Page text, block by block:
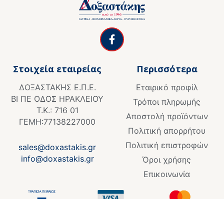
F
a
c
Στοιχεία εταιρείας
ΔΟΞΑΣΤΑΚΗΣ Ε.Π.Ε.
ΒΙ ΠΕ ΟΔΟΣ ΗΡΑΚΛΕΙΟΥ
Τ.Κ.: 716 01
ΓΕΜΗ:77138227000
sales@doxastakis.gr
info@doxastakis.gr
Περισσότερα
Εταιρικό προφίλ
Τρόποι πληρωμής
Αποστολή προϊόντων
Πολιτική απορρήτου
Πολιτική επιστροφών
Όροι χρήσης
Επικοινωνία